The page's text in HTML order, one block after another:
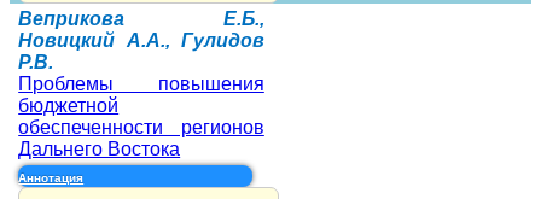
Веприкова Е.Б.,
Новицкий А.А., Гулидов
Р.В.
Проблемы повышения
бюджетной
обеспеченности регионов
Дальнего Востока
Аннотация